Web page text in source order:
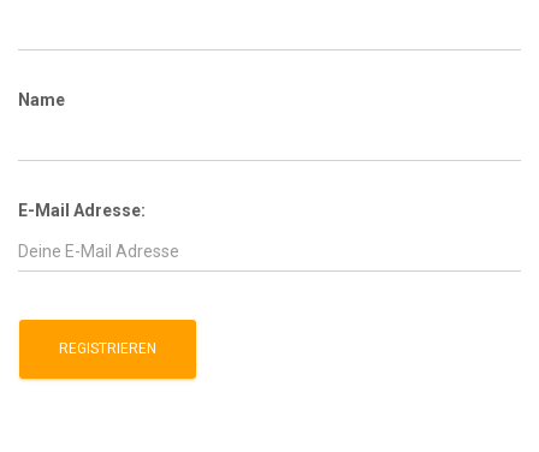
Name
E-Mail Adresse: